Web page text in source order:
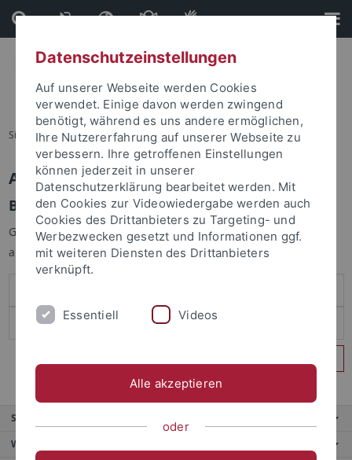
Direkt
zum
Inhalt
Direkt
zur
Fußleiste
Sie sind hier: Startseite
Anmelden
Benutzeranmeldung
Geben Sie Ihren Benutzernamen und Ihr Passwort an um sich
anzumelden:
Service
Weitere Angebote
Datenschutzeinstellungen
Auf unserer Webseite werden Cookies
verwendet. Einige davon werden zwingend
benötigt, während es uns andere ermöglichen,
Ihre Nutzererfahrung auf unserer Webseite zu
verbessern. Ihre getroffenen Einstellungen
können jederzeit in unserer
Datenschutzerklärung bearbeitet werden. Mit
den Cookies zur Videowiedergabe werden auch
Cookies des Drittanbieters zu Targeting- und
Werbezwecken gesetzt und Informationen ggf.
mit weiteren Diensten des Drittanbieters
verknüpft.
Essentiell Videos
Alle akzeptieren
oder